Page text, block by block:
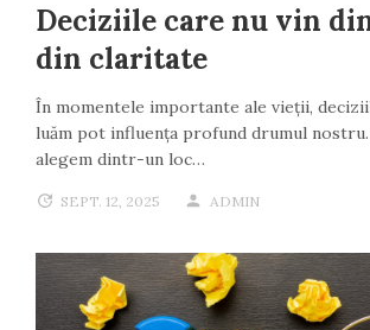
Deciziile care nu vin
din claritate
În momentele importante ale vieții,
luăm pot influența profund drumul nostru.
alegem dintr-un loc…
SEPT. 12, 2025 ADMIN